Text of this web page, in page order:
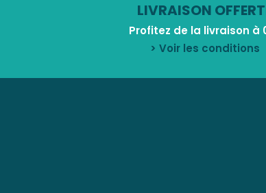
LIVRAISON
Profitez de la livraison à
> Voir les conditions